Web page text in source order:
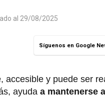
al 29/08/2025
Síguenos en Google
accesible y puede ser
ayuda a mantenerse